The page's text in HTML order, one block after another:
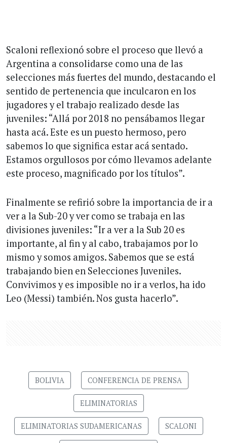
Scaloni reflexionó sobre el proceso que llevó a
Argentina a consolidarse como una de las
selecciones más fuertes del mundo, destacando el
sentido de pertenencia que inculcaron en los
jugadores y el trabajo realizado desde las
juveniles: “Allá por 2018 no pensábamos llegar
hasta acá. Este es un puesto hermoso, pero
sabemos lo que significa estar acá sentado.
Estamos orgullosos por cómo llevamos adelante
este proceso, magnificado por los títulos”.
Finalmente se refirió sobre la importancia de ir a
ver a la Sub-20 y ver como se trabaja en las
divisiones juveniles: “Ir a ver a la Sub 20 es
importante, al fin y al cabo, trabajamos por lo
mismo y somos amigos. Sabemos que se está
trabajando bien en Selecciones Juveniles.
Convivimos y es imposible no ir a verlos, ha ido
Leo (Messi) también. Nos gusta hacerlo”.
BOLIVIA CONFERENCIA DE PRENSA
ELIMINATORIAS
ELIMINATORIAS SUDAMERICANAS SCALONI